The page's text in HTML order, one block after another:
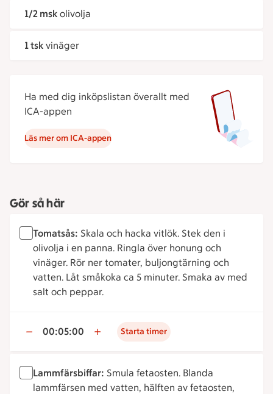
1/2 msk olivolja
1 tsk vinäger
Ha med dig inköpslistan överallt med
ICA-appen
Läs mer om ICA-appen
Gör så här
Tomatsås: Skala och hacka vitlök. Stek den i
olivolja i en panna. Ringla över honung och
vinäger. Rör ner tomater, buljongtärning och
vatten. Låt småkoka ca 5 minuter. Smaka av med
salt och peppar.
00:05:00 Starta timer
Lammfärsbiffar: Smula fetaosten. Blanda
lammfärsen med vatten, hälften av fetaosten,